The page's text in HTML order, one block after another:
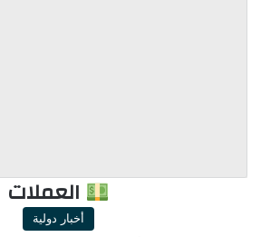
العملات
أخبار دولية